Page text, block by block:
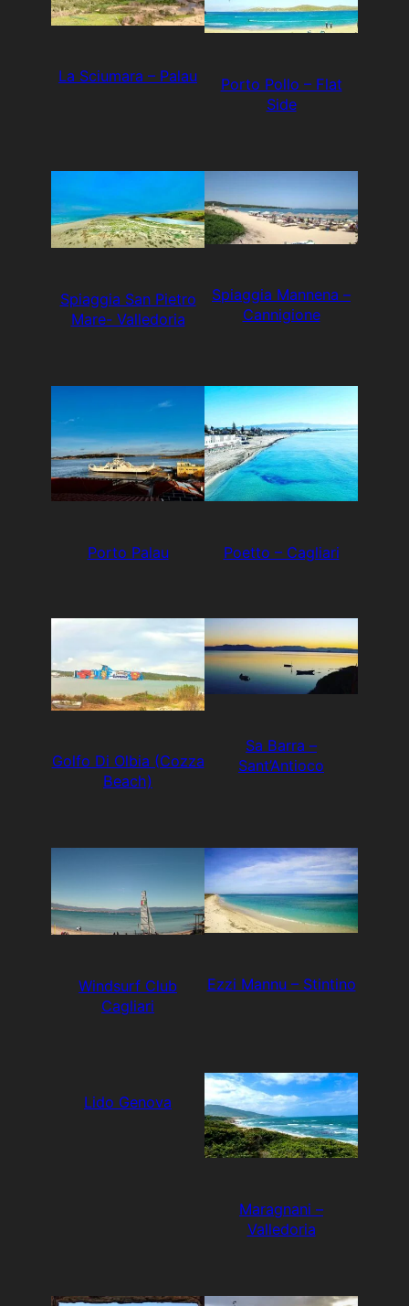
La Sciumara – Palau
Porto Pollo – Flat
Side
Spiaggia San Pietro
Mare- Valledoria
Spiaggia Mannena –
Cannigione
Porto Palau Poetto – Cagliari
Golfo Di Olbia (Cozza
Beach)
Sa Barra –
Sant’Antioco
Windsurf Club
Cagliari
Ezzi Mannu – Stintino
Lido Genova
Maragnani –
Valledoria